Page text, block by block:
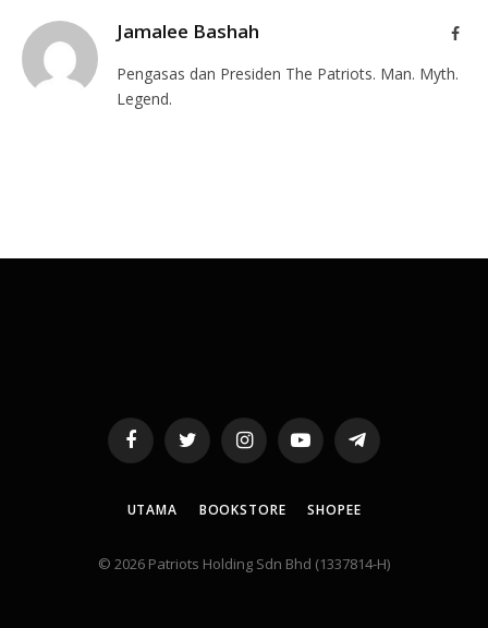
Jamalee Bashah
Pengasas dan Presiden The Patriots. Man. Myth.
Legend.
FacebookTwitter InstagramYouTubeTelegram
UTAMA BOOKSTORE SHOPEE
© 2026 Patriots Holding Sdn Bhd (1337814-H)